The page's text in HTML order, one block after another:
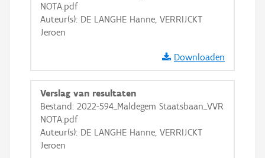
+
Basis Lagen
OSM-Basiskaart
NOTA.pdf
Auteur(s): DE LANGHE Hanne, VERRIJCKT
Jeroen
Downloaden
Verslag van resultaten
Bestand: 2022-594_Maldegem Staatsbaan_VVR
NOTA.pdf
Auteur(s): DE LANGHE Hanne, VERRIJCKT
Jeroen